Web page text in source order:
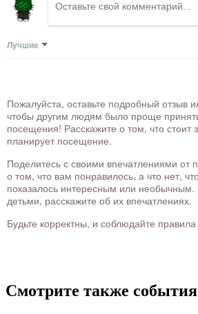
Лучшие
Пожалуйста, оставьте подробный отзыв
чтобы другим людям было проще
посещения! Расскажите о том, что стоит
планирует посещение.
Поделитесь с своими впечатлениями
о том, что вам понравилось, а что нет,
показалось интересным или
детьми, расскажите об их впечатлениях.
Будьте корректны, и соблюдайте
Смотрите также события